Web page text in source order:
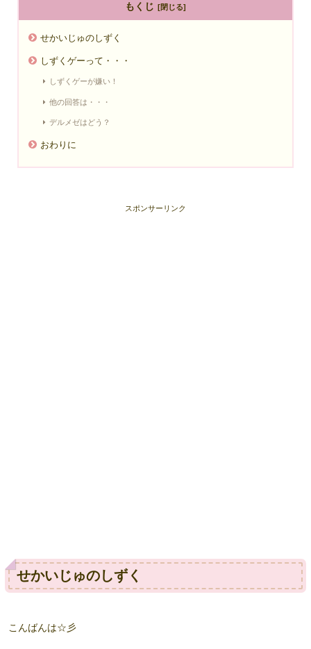
もくじ
せかいじゅのしずく
しずくゲーって・・・
しずくゲーが嫌い！
他の回答は・・・
デルメゼはどう？
おわりに
スポンサーリンク
せかいじゅのしずく
こんばんは☆彡